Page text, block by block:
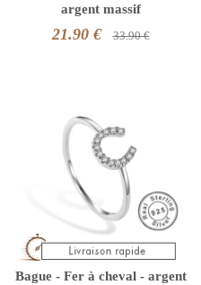
argent massif
21.90 € 33.90 €
Bague - Fer à cheval - argent